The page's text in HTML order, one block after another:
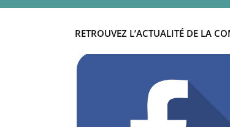
RETROUVEZ L’ACTUALITÉ DE LA